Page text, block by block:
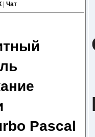
| Чат
Pascal